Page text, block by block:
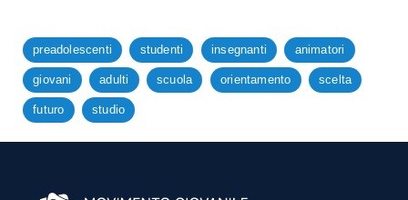
preadolescenti studenti insegnanti animatori
giovani adulti scuola orientamento scelta
futuro studio